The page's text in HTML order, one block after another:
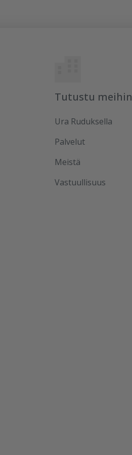
Tutustu meihin
Ura Ruduksella
Palvelut
Meistä
Vastuullisuus